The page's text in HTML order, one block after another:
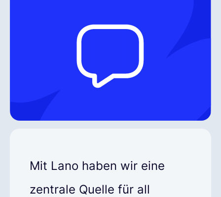
Mit Lano haben wir eine
zentrale Quelle für all